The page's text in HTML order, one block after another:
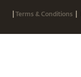
|Terms & Conditions |